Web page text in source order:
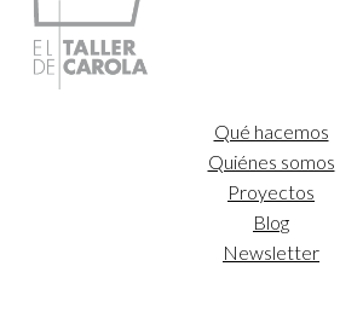
Qué hacemos
Quiénes somos
Proyectos
Blog
Newsletter